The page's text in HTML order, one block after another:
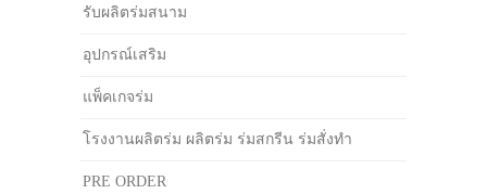
รับผลิตร่มสนาม
อุปกรณ์เสริม
แพ็คเกจร่ม
โรงงานผลิตร่ม ผลิตร่ม ร่มสกรีน ร่มสั่งทำ
PRE ORDER